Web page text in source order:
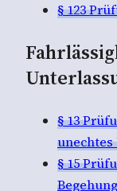
§ 123
§ 13
§ 15